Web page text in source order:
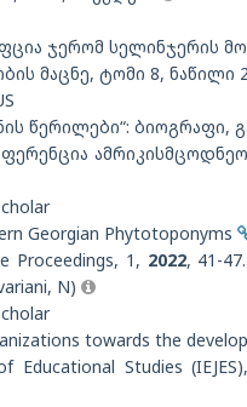
ჯერომ სელინჯერის
მაცნე, ტომი 8, ნაწილი
წერილები“: ბიოგრაფი,
Georgian Phytotoponyms
Proceedings, 1, 2022, 41-
N)
towards the
Educational Studies